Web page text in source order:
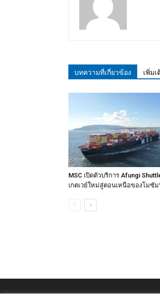
บทความที่เกี่ยวข้อง เพิ่ม
MSC เปิดตัวบริการ Afungi
เกตเวย์ใหม่สู่ตอนเหนือของโมซั